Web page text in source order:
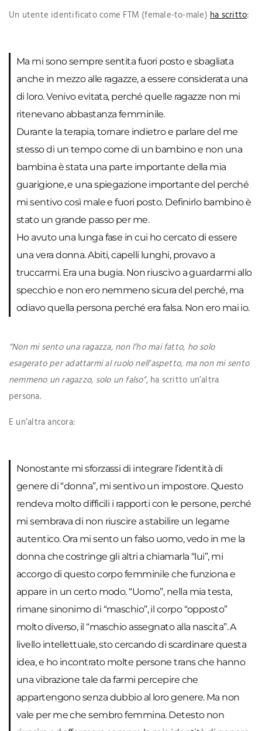
Un utente identificato come FTM (female-to-male)ha scritto:
Ma mi sono sempre sentita fuori posto e sbagliata
anche in mezzo alle ragazze, a essere considerata una
di loro. Venivo evitata, perché quelle ragazze non mi
ritenevano abbastanza femminile.
Durante la terapia, tornare indietro e parlare del me
stesso di un tempo come di un bambino e non una
bambina è stata una parte importante della mia
guarigione, e una spiegazione importante del perché
mi sentivo così male e fuori posto. Definirlo bambino è
stato un grande passo per me.
Ho avuto una lunga fase in cui ho cercato di essere
una vera donna. Abiti, capelli lunghi, provavo a
truccarmi. Era una bugia. Non riuscivo a guardarmi allo
specchio e non ero nemmeno sicura del perché, ma
odiavo quella persona perché era falsa. Non ero mai io.
“Non mi sento una ragazza, non l’ho mai fatto, ho solo
esagerato per adattarmi al ruolo nell’aspetto, ma non mi sento
nemmeno un ragazzo, solo un falso”, ha scritto un’altra
persona.
E un’altra ancora:
Nonostante mi sforzassi di integrare l’identità di
genere di “donna”, mi sentivo un impostore. Questo
rendeva molto difficili i rapporti con le persone, perché
mi sembrava di non riuscire a stabilire un legame
autentico. Ora mi sento un falso uomo, vedo in me la
donna che costringe gli altri a chiamarla “lui”, mi
accorgo di questo corpo femminile che funziona e
appare in un certo modo. “Uomo”, nella mia testa,
rimane sinonimo di “maschio”, il corpo “opposto”
molto diverso, il “maschio assegnato alla nascita”. A
livello intellettuale, sto cercando di scardinare questa
idea, e ho incontrato molte persone trans che hanno
una vibrazione tale da farmi percepire che
appartengono senza dubbio al loro genere. Ma non
vale per me che sembro femmina. Detesto non